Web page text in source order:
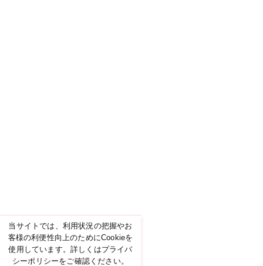
当サイトでは、利用状況の把握やお
客様の利便性向上のためにCookieを
使用しています。詳しくはプライバ
シーポリシーをご確認ください。